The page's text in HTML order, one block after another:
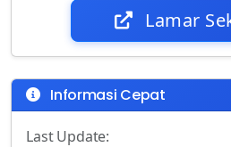
Lamar
Informasi Cepat
Last Update: